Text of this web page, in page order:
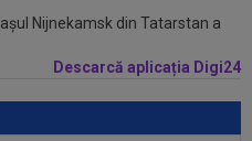
Nijnekamsk din Tatarstan a
Descarcă aplicația Digi24
după refuzul lui
vestiare". Când...